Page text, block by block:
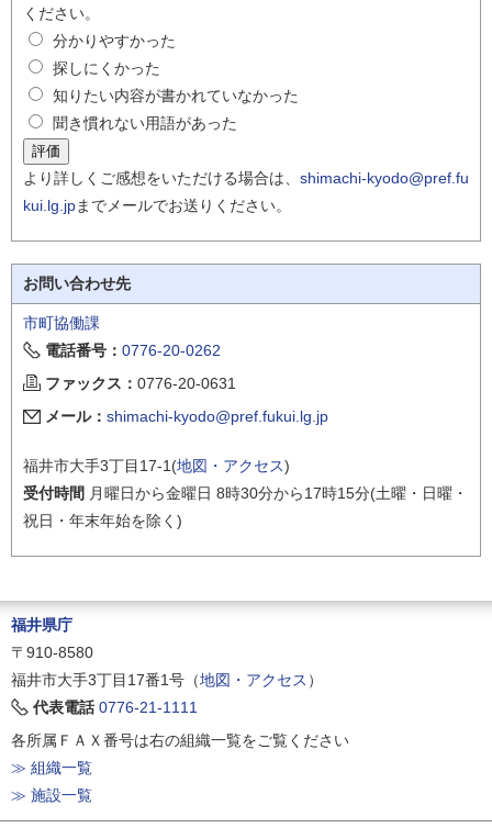
ください。
分かりやすかった
探しにくかった
知りたい内容が書かれていなかった
聞き慣れない用語があった
より詳しくご感想をいただける場合は、 shimachi-kyodo@pref.fu
kui.lg.jpまでメールでお送りください。
お問い合わせ先
市町協働課
電話番号： 0776-20-0262
ファックス： 0776-20-0631
メール： shimachi-kyodo@pref.fukui.lg.jp
福井市大手3丁目17-1(地図・アクセス)
受付時間 月曜日から金曜日 8時30分から17時15分(土曜・日曜・
祝日・年末年始を除く)
福井県庁
〒910-8580
福井市大手3丁目17番1号（地図・アクセス ）
代表電話 0776-21-1111
各所属ＦＡＸ番号は右の組織一覧をご覧ください
≫ 組織一覧
≫ 施設一覧